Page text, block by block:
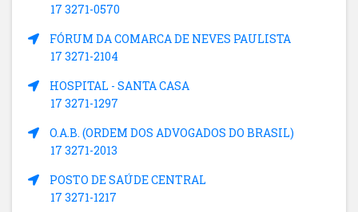
17 3271-0570
FÓRUM DA COMARCA DE NEVES PAULISTA
17 3271-2104
HOSPITAL - SANTA CASA
17 3271-1297
O.A.B. (ORDEM DOS ADVOGADOS DO BRASIL)
17 3271-2013
POSTO DE SAÚDE CENTRAL
17 3271-1217